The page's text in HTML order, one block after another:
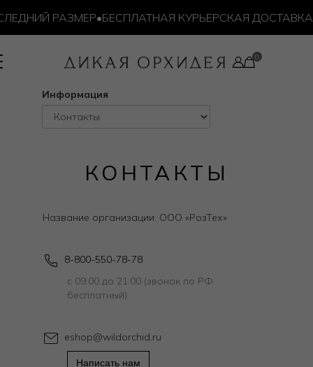
РАЗМЕР•БЕСПЛАТНАЯ КУРЬЕРСКАЯ ДОСТАВКА
Информация
КОНТАКТЫ
Название организации: ООО «РозТех»
8-800-550-78-78
с 09:00 до 21:00 (звонок по РФ
бесплатный)
eshop@wildorchid.ru
Написать нам